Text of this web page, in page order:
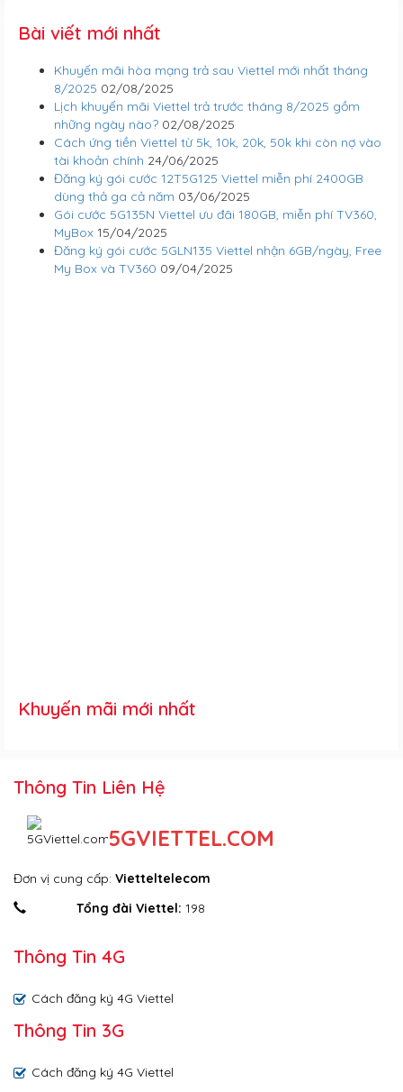
Bài viết mới nhất
Khuyến mãi hòa mạng trả sau Viettel mới nhất tháng
8/2025 02/08/2025
Lịch khuyến mãi Viettel trả trước tháng 8/2025 gồm
những ngày nào? 02/08/2025
Cách ứng tiền Viettel từ 5k, 10k, 20k, 50k khi còn nợ vào
tài khoản chính 24/06/2025
Đăng ký gói cước 12T5G125 Viettel miễn phí 2400GB
dùng thả ga cả năm 03/06/2025
Gói cước 5G135N Viettel ưu đãi 180GB, miễn phí TV360,
MyBox 15/04/2025
Đăng ký gói cước 5GLN135 Viettel nhận 6GB/ngày, Free
My Box và TV360 09/04/2025
Khuyến mãi mới nhất
Thông Tin Liên Hệ
5GVIETTEL.COM
Đơn vị cung cấp: Vietteltelecom
Tổng đài Viettel: 198
Thông Tin 4G
Cách đăng ký 4G Viettel
Thông Tin 3G
Cách đăng ký 4G Viettel